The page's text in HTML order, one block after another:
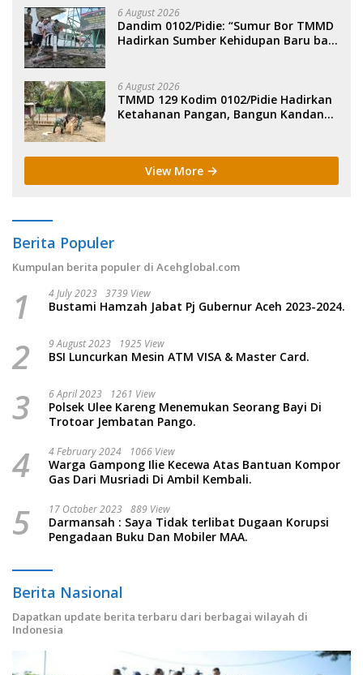
6 August 2026
Dandim 0102/Pidie: “Sumur Bor TMMD
Hadirkan Sumber Kehidupan Baru bagi
6 August 2026
TMMD 129 Kodim 0102/Pidie Hadirkan
Ketahanan Pangan, Bangun Kandang
View More
Berita Populer
Kumpulan berita populer di Acehglobal.com
1 4 July 2023 3739 View
Bustami Hamzah Jabat Pj Gubernur Aceh 2023-2024.
2 9 August 2023 1925 View
BSI Luncurkan Mesin ATM VISA & Master Card.
3 6 April 2023 1261 View
Polsek Ulee Kareng Menemukan Seorang Bayi Di
Trotoar Jembatan Pango.
4 4 February 2024 1066 View
Warga Gampong Ilie Kecewa Atas Bantuan Kompor
Gas Dari Musriadi Di Ambil Kembali.
5 17 October 2023 889 View
Darmansah : Saya Tidak terlibat Dugaan Korupsi
Pengadaan Buku Dan Mobiler MAA.
Berita Nasional
Dapatkan update berita terbaru dari berbagai wilayah di
Indonesia